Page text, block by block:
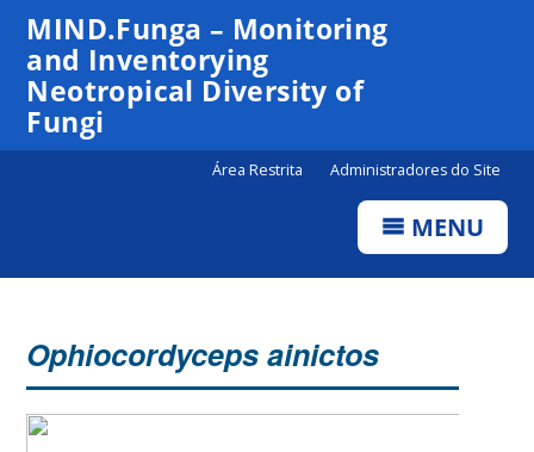
Canais
MIND.Funga – Monitoring
and Inventorying
Neotropical Diversity of
Fungi
Área Restrita Administradores do Site
MENU
Ophiocordyceps ainictos